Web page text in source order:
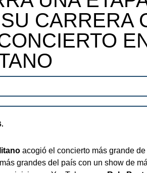
CARRERA
acogió el concierto más grande
grandes del país con un show de